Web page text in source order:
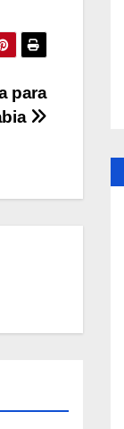
para